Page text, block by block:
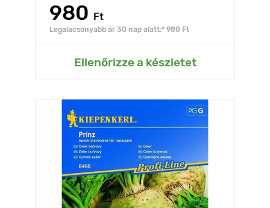
980 Ft
Legalacsonyabb ár 30 nap alatt:* 980 Ft
Ellenőrizze a készletet